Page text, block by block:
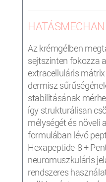
Az krémgélben
sejtszinten fokozza
extracelluláris
dermisz
stabilitásának
így strukturálisan
mélységét és növeli
formulában lévő
Hexapeptide-8 +
neuromuszkuláris
rendszeres